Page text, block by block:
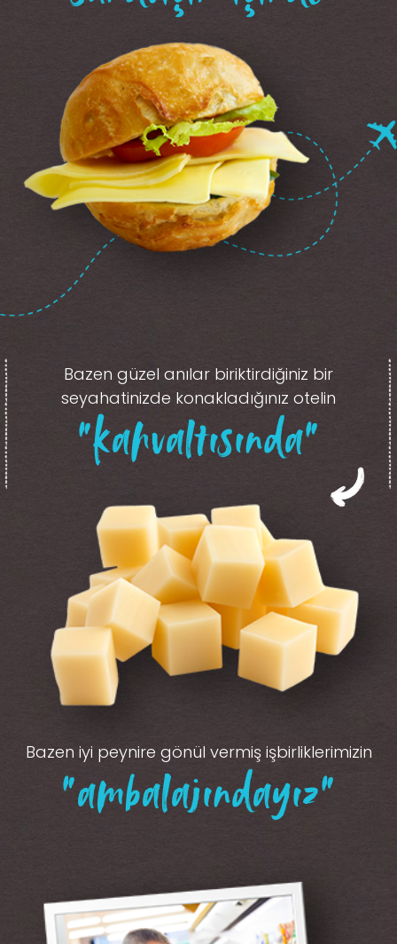
Bazen güzel anılar biriktirdiğiniz bir
seyahatinizde konakladığınız otelin
“kahvaltısında”
Bazen iyi peynire gönül vermiş işbirliklerimizin
“ambalajındayız”